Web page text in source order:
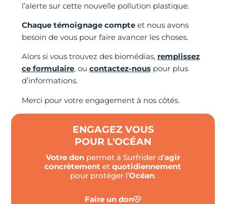
l’alerte sur cette nouvelle pollution plastique.
Chaque témoignage compte et nous avons
besoin de vous pour faire avancer les choses.
Alors si vous trouvez des biomédias, remplissez
ce formulaire, ou contactez-nouspour plus
d’informations.
Merci pour votre engagement à nos côtés.
ENGAGEZ VOUS
POUR L'OCÉAN
Votre donpermet à Surfrider d’agir
concrètement etquotidiennement
pour protéger l’Océan.
Faire un don